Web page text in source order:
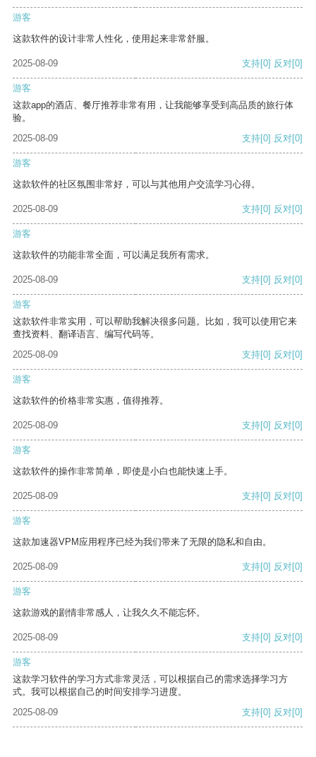
游客
这款软件的设计非常人性化，使用起来非常舒服。
2025-08-09 支持[0] 反对[0]
游客
这款app的酒店、餐厅推荐非常有用，让我能够享受到高品质的旅行体
验。
2025-08-09
支持[0] 反对[0]
游客
这款软件的社区氛围非常好，可以与其他用户交流学习心得。
2025-08-09 支持[0] 反对[0]
游客
这款软件的功能非常全面，可以满足我所有需求。
2025-08-09 支持[0] 反对[0]
游客
这款软件非常实用，可以帮助我解决很多问题。比如，我可以使用它来
查找资料、翻译语言、编写代码等。
2025-08-09
支持[0] 反对[0]
游客
这款软件的价格非常实惠，值得推荐。
2025-08-09 支持[0] 反对[0]
游客
这款软件的操作非常简单，即使是小白也能快速上手。
2025-08-09 支持[0] 反对[0]
游客
这款加速器VPM应用程序已经为我们带来了无限的隐私和自由。
2025-08-09 支持[0] 反对[0]
游客
这款游戏的剧情非常感人，让我久久不能忘怀。
2025-08-09 支持[0] 反对[0]
游客
这款学习软件的学习方式非常灵活，可以根据自己的需求选择学习方
式。我可以根据自己的时间安排学习进度。
2025-08-09
支持[0] 反对[0]